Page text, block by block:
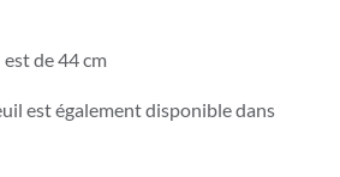
de 44 cm
est également disponible dans